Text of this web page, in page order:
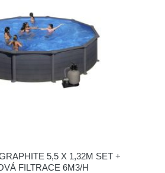
5,5 X 1,32M SET +
FILTRACE 6M3/H